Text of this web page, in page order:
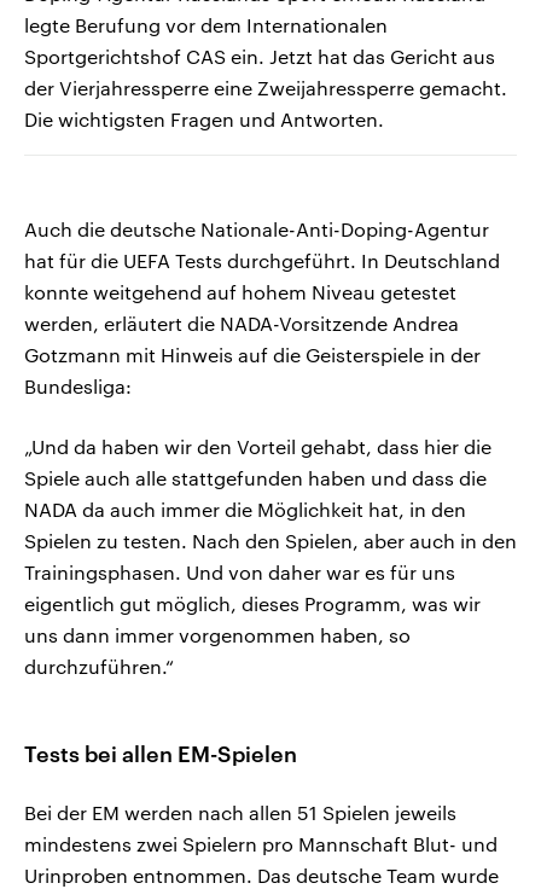
legte Berufung vor dem Internationalen
Sportgerichtshof CAS ein. Jetzt hat das Gericht aus
der Vierjahressperre eine Zweijahressperre gemacht.
Die wichtigsten Fragen und Antworten.
Auch die deutsche Nationale-Anti-Doping-Agentur
hat für die UEFA Tests durchgeführt. In Deutschland
konnte weitgehend auf hohem Niveau getestet
werden, erläutert die NADA-Vorsitzende Andrea
Gotzmann mit Hinweis auf die Geisterspiele in der
Bundesliga:
„Und da haben wir den Vorteil gehabt, dass hier die
Spiele auch alle stattgefunden haben und dass die
NADA da auch immer die Möglichkeit hat, in den
Spielen zu testen. Nach den Spielen, aber auch in den
Trainingsphasen. Und von daher war es für uns
eigentlich gut möglich, dieses Programm, was wir
uns dann immer vorgenommen haben, so
durchzuführen.“
Tests bei allen EM-Spielen
Bei der EM werden nach allen 51 Spielen jeweils
mindestens zwei Spielern pro Mannschaft Blut- und
Urinproben entnommen. Das deutsche Team wurde